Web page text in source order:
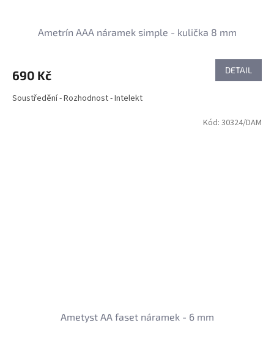
Ametrín AAA náramek simple - kulička 8 mm
690 Kč DETAIL
Soustředění - Rozhodnost - Intelekt
Ametyst AA faset náramek - 6 mm
Kód: 30324/DAM